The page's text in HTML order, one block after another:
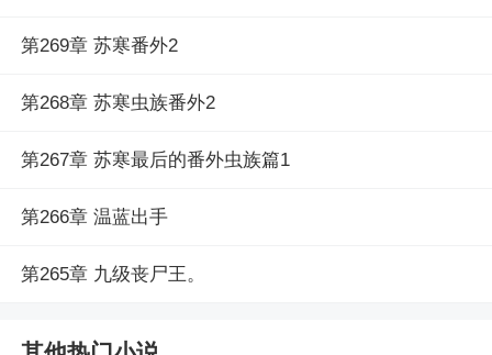
第269章 苏寒番外2
第268章 苏寒虫族番外2
第267章 苏寒最后的番外虫族篇1
第266章 温蓝出手
第265章 九级丧尸王。